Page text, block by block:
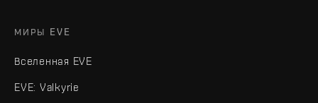
МИРЫ EVE
Вселенная EVE
EVE: Valkyrie